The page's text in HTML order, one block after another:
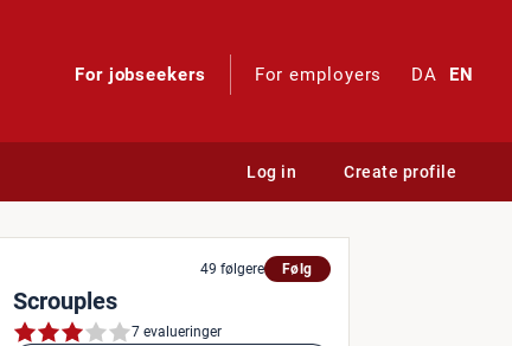
For jobseekers For employers DA EN
Log in Create profile
49 følgere Følg
Scrouples
7 evalueringer